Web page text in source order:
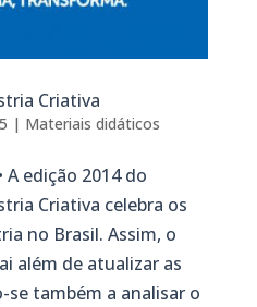
Criativa
| Materiais didáticos
A edição 2014 do
Criativa celebra os
no Brasil. Assim, o
além de atualizar as
também a analisar o